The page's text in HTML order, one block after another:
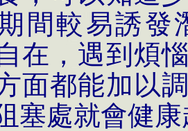
間較易誘發
在，遇到煩
面都能加以
塞處就會健